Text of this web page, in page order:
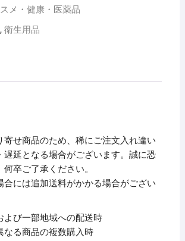
メ・健康・医薬品
, 衛生用品
寄せ商品のため、稀にご注文入れ違い
遅延となる場合がございます。誠に恐
卒ご了承ください。
合には追加送料がかかる場合がござい
よび一部地域への配送時
なる商品の複数購入時